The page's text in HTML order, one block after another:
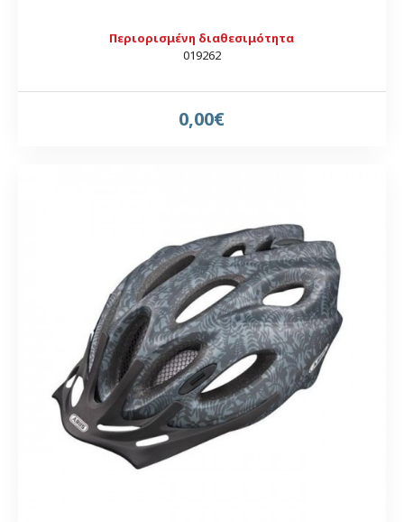
Περιορισμένη διαθεσιμότητα
019262
0,00€